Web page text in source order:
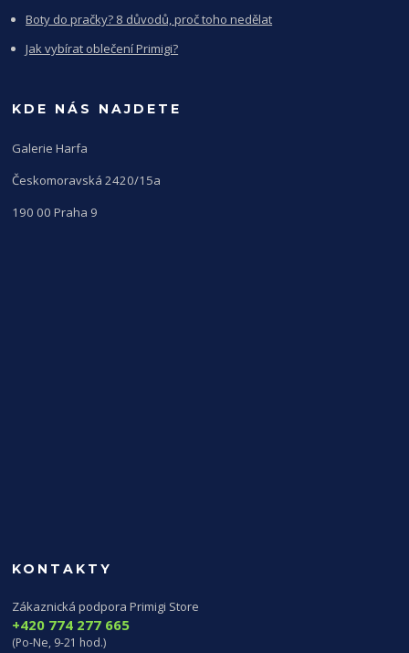
Boty do pračky? 8 důvodů, proč toho nedělat
Jak vybírat oblečení Primigi?
KDE NÁS NAJDETE
Galerie Harfa
Českomoravská 2420/15a
190 00 Praha 9
KONTAKTY
Zákaznická podpora Primigi Store
+420 774 277 665
(Po-Ne, 9-21 hod.)